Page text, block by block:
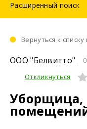
Расширенный поиск
Вернуться к
ООО "Белвитто"
Откликнуться